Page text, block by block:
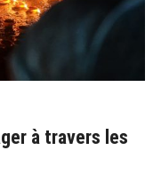
à travers les